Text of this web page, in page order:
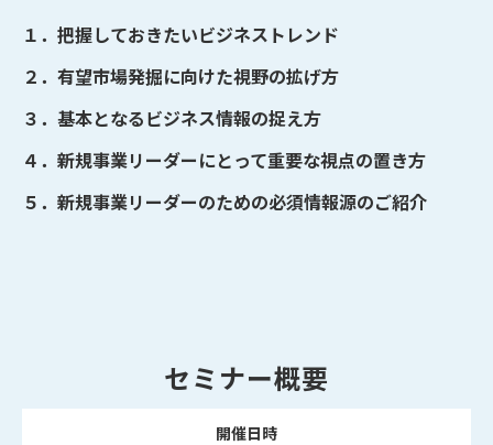
１．把握しておきたいビジネストレンド
２．有望市場発掘に向けた視野の拡げ方
３．基本となるビジネス情報の捉え方
４．新規事業リーダーにとって重要な視点の置き方
５．新規事業リーダーのための必須情報源のご紹介
セミナー概要
開催日時